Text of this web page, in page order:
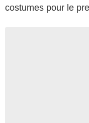
costumes pour le